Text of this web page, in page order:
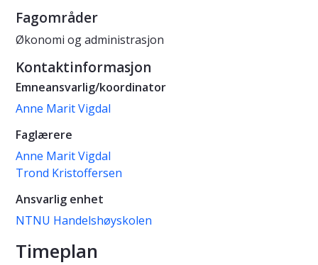
Fagområder
Økonomi og administrasjon
Kontaktinformasjon
Emneansvarlig/koordinator
Anne Marit Vigdal
Faglærere
Anne Marit Vigdal
Trond Kristoffersen
Ansvarlig enhet
NTNU Handelshøyskolen
Timeplan